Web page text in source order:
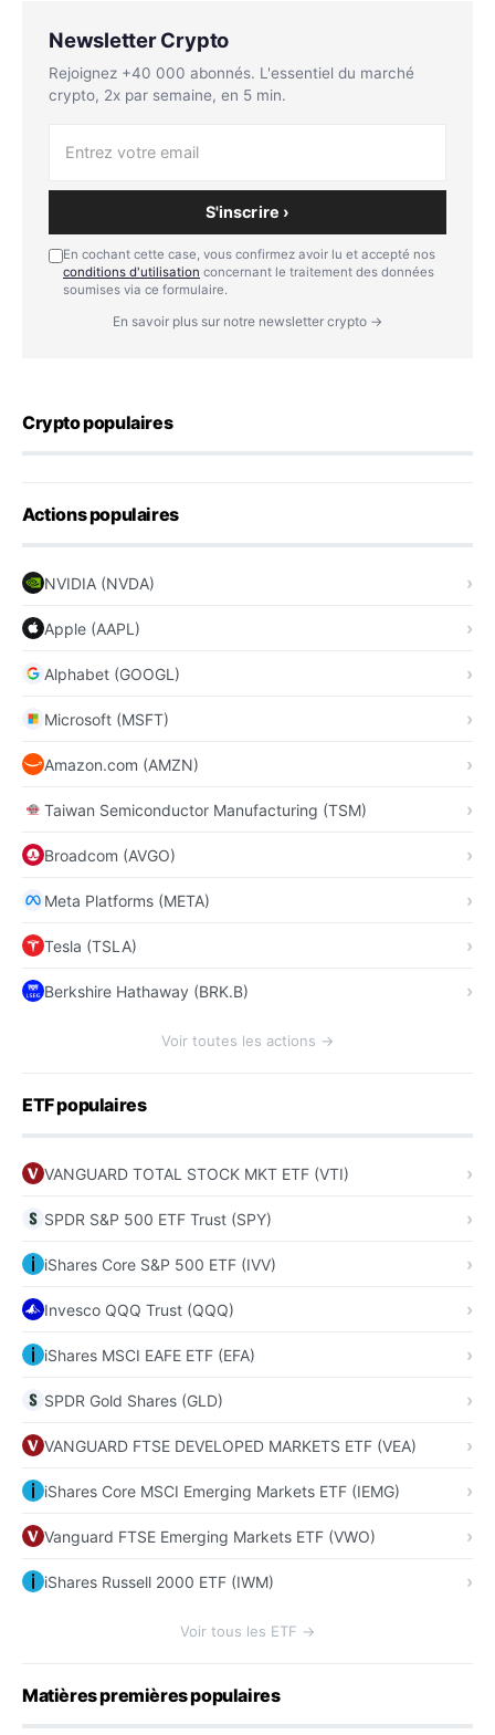
Newsletter Crypto
Rejoignez +40 000 abonnés. L'essentiel du marché
crypto, 2x par semaine, en 5 min.
S'inscrire ›
En cochant cette case, vous confirmez avoir lu et accepté nos
conditions d'utilisation concernant le traitement des données
soumises via ce formulaire.
En savoir plus sur notre newsletter crypto →
Crypto populaires
Actions populaires
NVIDIA (NVDA)
Apple (AAPL)
Alphabet (GOOGL)
Microsoft (MSFT)
Amazon.com (AMZN)
Taiwan Semiconductor Manufacturing (TSM)
Broadcom (AVGO)
Meta Platforms (META)
Tesla (TSLA)
Berkshire Hathaway (BRK.B)
Voir toutes les actions →
ETF populaires
VANGUARD TOTAL STOCK MKT ETF (VTI)
SPDR S&P 500 ETF Trust (SPY)
iShares Core S&P 500 ETF (IVV)
Invesco QQQ Trust (QQQ)
iShares MSCI EAFE ETF (EFA)
SPDR Gold Shares (GLD)
VANGUARD FTSE DEVELOPED MARKETS ETF (VEA)
iShares Core MSCI Emerging Markets ETF (IEMG)
Vanguard FTSE Emerging Markets ETF (VWO)
iShares Russell 2000 ETF (IWM)
Voir tous les ETF →
Matières premières populaires